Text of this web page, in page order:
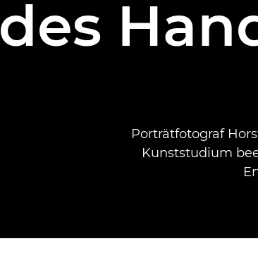
des
Porträtfotograf
Kunststudium